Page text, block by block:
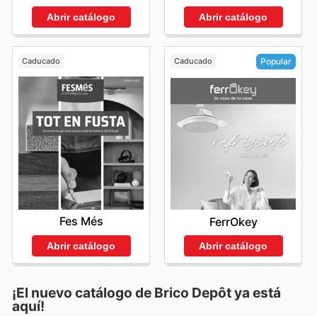
Abrir catálogo Abrir catálogo
Caducado
Fes Més
Abrir catálogo
Caducado Popular
FerrOkey
Abrir catálogo
¡El nuevo catálogo de Brico Depôtya está
aquí!